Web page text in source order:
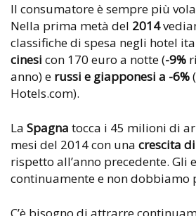
Il consumatore è sempre più
Nella prima metà del 2014
classifiche di spesa negli hotel
cinesi con 170 euro a notte (-9%
anno) e russi e giapponesi a -6%
Hotels.com).
La Spagna tocca i 45 milioni di
mesi del 2014 con una crescita
rispetto all’anno precedente.
continuamente e non dobbiamo